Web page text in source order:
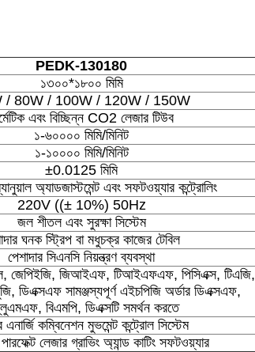
PEDK-130180
১৩০০*১৮০০ মিমি
/ 80W / 100W / 120W / 150W
এবং বিচ্ছিন্ন CO2 লেজার টিউব
১-৬০০০০ মিমি/মিনিট
১-১০০০০ মিমি/মিনিট
±0.0125 মিমি
অ্যাডজাস্টমেন্ট এবং সফটওয়্যার কন্ট্রোলিং
220V ((± 10%) 50Hz
জল শীতল এবং সুরক্ষা সিস্টেম
ঘনক স্ট্রিপ বা মধুচক্র কাজের টেবিল
পেশাদার সিএনসি নিয়ন্ত্রণ ব্যবস্থা
জেপিইজি, জিআইএফ, টিআইএফএফ, পিসিএক্স, টিএজি,
ডিএক্সএফ সামঞ্জস্যপূর্ণ এইচপিজি অর্ডার ডিএক্সএফ,
বিএমপি, ডিএক্সটি সমর্থন করতে
এনার্জি কম্বিনেশন মুভমেন্ট কন্ট্রোল সিস্টেম
লেজার গ্রাভিং অ্যান্ড কাটিং সফটওয়্যার